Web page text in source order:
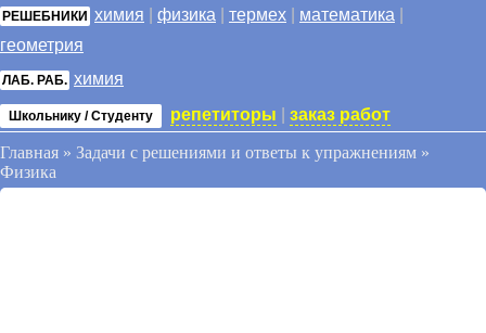
РЕШЕБНИКИ химия физика термех математика
геометрия
ЛАБ. РАБ. химия
Школьнику / Студенту репетиторы заказ работ
Главная » Задачи с решениями и ответы к упражнениям »
Физика